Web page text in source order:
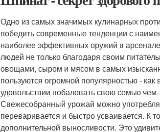
Одно из самых значимых кулинарных
победить современные тенденции с
наиболее эффективных оружий в
людей не только благодаря своим
овощами, сыром и мясом в самых
пользуются огромной популярностью -
удовольствии побаловать свою семью чем-
Свежесобранный урожай можно
переваривается и быстро усваивается. К
дополнительной выносливости. Это